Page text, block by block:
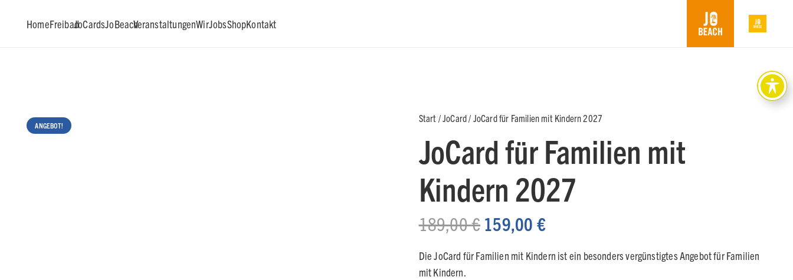
HomeFreibadJoCardsJoBeachVeranstaltungenWirJobsShopKontakt
ANGEBOT!
Start /JoCard/ JoCard für Familien mit Kindern 2027
JoCard für Familien mit
Kindern 2027
189,00€ Ursprünglicher
Preis
war:
159,00 €Aktueller
ist:
Die JoCard für Familien mit Kindern ist ein besonders vergünstigtes Angebot für Familien
mit Kindern.